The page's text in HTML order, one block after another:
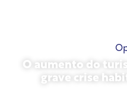
O aumento do
grave crise